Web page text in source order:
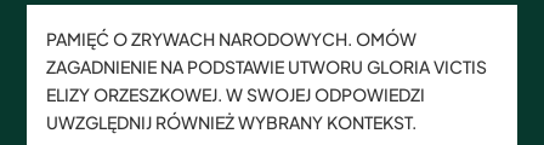
PAMIĘĆ O ZRYWACH NARODOWYCH. OMÓW
ZAGADNIENIE NA PODSTAWIE UTWORU GLORIA VICTIS
ELIZY ORZESZKOWEJ. W SWOJEJ ODPOWIEDZI
UWZGLĘDNIJ RÓWNIEŻ WYBRANY KONTEKST.